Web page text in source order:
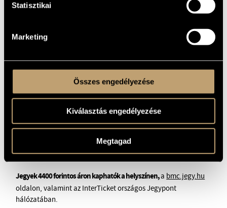
Statisztikai
Marketing
Összes engedélyezése
Kiválasztás engedélyezése
Megtagad
Jegyek 4400 forintos áron kaphatók a helyszínen,a bmc.jegy.hu
oldalon, valamint az InterTicket országos Jegypont
hálózatában.